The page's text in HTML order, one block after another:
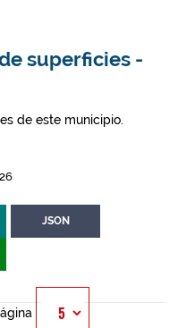
superficies -
de este municipio.
JSON